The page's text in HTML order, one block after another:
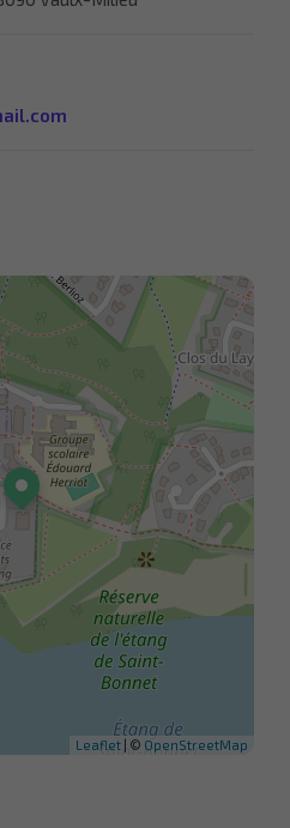
Leaflet | © OpenStreetMap